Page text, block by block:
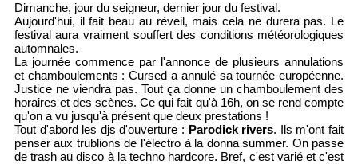
Dimanche, jour du seigneur, dernier jour du festival.
Aujourd'hui, il fait beau au réveil, mais cela ne durera pas. Le
festival aura vraiment souffert des conditions météorologiques
automnales.
La journée commence par l'annonce de plusieurs annulations
et chamboulements : Cursed a annulé sa tournée européenne.
Justice ne viendra pas. Tout ça donne un chamboulement des
horaires et des scènes. Ce qui fait qu'à 16h, on se rend compte
qu'on a vu jusqu'à présent que deux prestations !
Tout d'abord les djs d'ouverture : Parodick rivers. Ils m'ont fait
penser aux trublions de l'électro à la donna summer. On passe
de trash au disco à la techno hardcore. Bref, c'est varié et c'est